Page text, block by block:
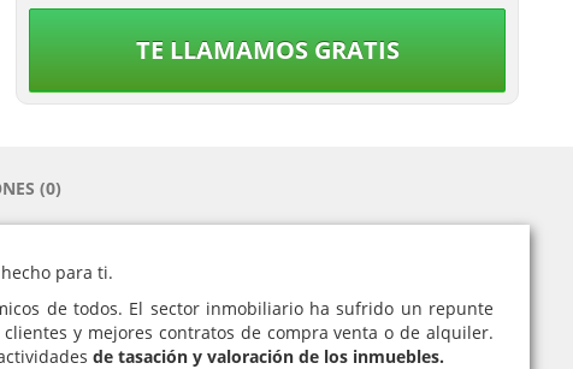
TE LLAMAMOS GRATIS
(0)
para ti.
de todos. El sector inmobiliario ha sufrido un repunte
y mejores contratos de compra venta o de alquiler.
de tasación y valoración de los inmuebles.